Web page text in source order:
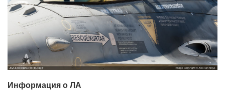
Информация о ЛА